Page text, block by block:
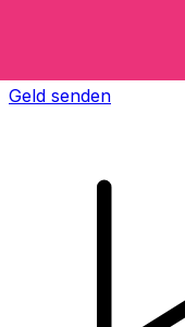
Geld schnell, sicher
Verfolgung und
Geld senden